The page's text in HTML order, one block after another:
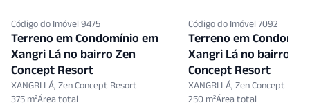
Código do Imóvel 9475
Terreno em Condomínio em
Xangri Lá no bairro Zen
Concept Resort
XANGRI LÁ, Zen Concept Resort
375 m²
Código do Imóvel 7092
Terreno em
Xangri Lá no bairro
Concept Resort
XANGRI LÁ, Zen Concept
250 m²